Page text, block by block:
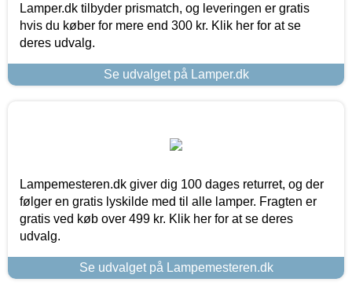
Lamper.dk tilbyder prismatch, og leveringen er gratis
hvis du køber for mere end 300 kr. Klik her for at se
deres udvalg.
Se udvalget på Lamper.dk
Lampemesteren.dk giver dig 100 dages returret, og der
følger en gratis lyskilde med til alle lamper. Fragten er
gratis ved køb over 499 kr. Klik her for at se deres
udvalg.
Se udvalget på Lampemesteren.dk